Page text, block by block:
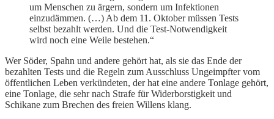
um Menschen zu ärgern, sondern um Infektionen
einzudämmen. (…) Ab dem 11. Oktober müssen Tests
selbst bezahlt werden. Und die Test-Notwendigkeit
wird noch eine Weile bestehen.“
Wer Söder, Spahn und andere gehört hat, als sie das Ende der
bezahlten Tests und die Regeln zum Ausschluss Ungeimpfter vom
öffentlichen Leben verkündeten, der hat eine andere Tonlage gehört,
eine Tonlage, die sehr nach Strafe für Widerborstigkeit und
Schikane zum Brechen des freien Willens klang.